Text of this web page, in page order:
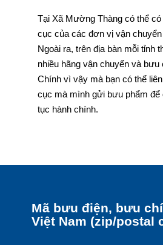
Tại Xã Mường Thàng có thể
cục của các đơn vị vận
Ngoài ra, trên địa bàn mỗi tỉnh
nhiều hãng vận chuyển và bưu
Chính vì vậy mà bạn có thể
cục mà mình gửi bưu phẩm để
tục hành chính.
Mã bưu điện, bưu
Việt Nam (zip/postal